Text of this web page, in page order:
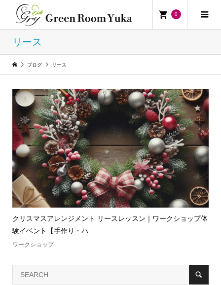
0
リース
ブログ リース
クリスマスアレンジメント リースレッスン｜ワークショップ体
験イベント【手作り・ハ...
ワークショップ